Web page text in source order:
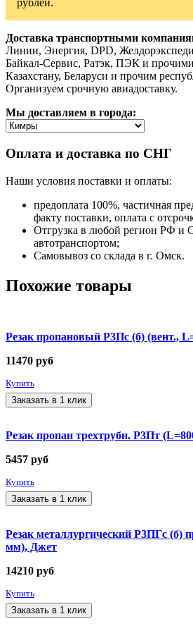
рублей.
Доставка транспортными
Линии, Энергия, DPD,
Байкал-Сервис, Ратэк, ПЭК и
Казахстану, Беларуси и прочим
Организуем срочную авиадоставку.
Мы доставляем в города:
Оплата и доставка по СНГ
Наши условия поставки и оплаты:
предоплата 100%, частичная
факту поставки, оплата с
Отгрузка в любой регион РФ и
автотранспортом;
Самовывоз со склада в г. Омск.
Похожие товары
Резак пропановый Р3Пс (б) (вент.,
11470 руб
Купить
Заказать в 1 клик
Резак пропан трехтрубн. Р3Пт
5457 руб
Купить
Заказать в 1 клик
Резак металлургический Р3ПГс (б)
мм), Джет
14210 руб
Купить
Заказать в 1 клик